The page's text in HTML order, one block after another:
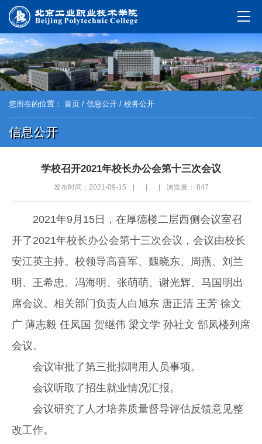
您所在的位置： 首页 / 信息公开 / 校务公开
信息公开
学校召开2021年校长办公会第十三次会议
发布时间：2021-09-15 | | | 浏览量： 847
2021年9月15日，在厚德楼二层西侧会议室召
开了2021年校长办公会第十三次会议，会议由校长
安江英主持。校领导高喜军、魏晓东、周燕、刘兰
明、王希忠、冯海明、张萌萌、谢光辉、马国明出
席会议。相关部门负责人白旭东 唐正清 王芳 徐文
广 薄志毅 任凤国 贺继伟 梁文学 孙社文 郜凤楼列席
会议。
会议审批了第三批拟聘用人员事项。
会议听取了招生就业情况汇报。
会议研究了人才培养质量督导评估反馈意见整
改工作。